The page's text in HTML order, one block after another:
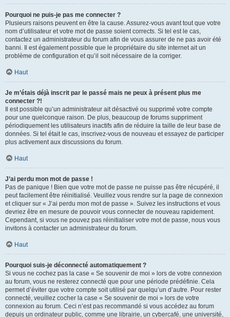
Pourquoi ne puis-je pas me connecter ?
Plusieurs raisons peuvent en être la cause. Assurez-vous avant tout que votre
nom d’utilisateur et votre mot de passe soient corrects. Si tel est le cas,
contactez un administrateur du forum afin de vous assurer de ne pas avoir été
banni. Il est également possible que le propriétaire du site internet ait un
problème de configuration et qu’il soit nécessaire de la corriger.
Haut
Je m’étais déjà inscrit par le passé mais ne peux à présent plus me
connecter ?!
Il est possible qu’un administrateur ait désactivé ou supprimé votre compte
pour une quelconque raison. De plus, beaucoup de forums suppriment
périodiquement les utilisateurs inactifs afin de réduire la taille de leur base de
données. Si tel était le cas, inscrivez-vous de nouveau et essayez de participer
plus activement aux discussions du forum.
Haut
J’ai perdu mon mot de passe !
Pas de panique ! Bien que votre mot de passe ne puisse pas être récupéré, il
peut facilement être réinitialisé. Veuillez vous rendre sur la page de connexion
et cliquer sur « J’ai perdu mon mot de passe ». Suivez les instructions et vous
devriez être en mesure de pouvoir vous connecter de nouveau rapidement.
Cependant, si vous ne pouvez pas réinitialiser votre mot de passe, nous vous
invitons à contacter un administrateur du forum.
Haut
Pourquoi suis-je déconnecté automatiquement ?
Si vous ne cochez pas la case « Se souvenir de moi » lors de votre connexion
au forum, vous ne resterez connecté que pour une période prédéfinie. Cela
permet d’éviter que votre compte soit utilisé par quelqu’un d’autre. Pour rester
connecté, veuillez cocher la case « Se souvenir de moi » lors de votre
connexion au forum. Ceci n’est pas recommandé si vous accédez au forum
depuis un ordinateur public, comme une librairie, un cybercafé, une université,